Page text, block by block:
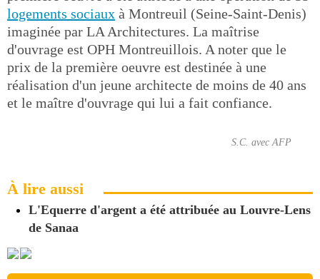
logements sociaux à Montreuil (Seine-Saint-Denis)
imaginée par LA Architectures. La maîtrise
d'ouvrage est OPH Montreuillois. A noter que le
prix de la première oeuvre est destinée à une
réalisation d'un jeune architecte de moins de 40 ans
et le maître d'ouvrage qui lui a fait confiance.
S.C. avec AFP
À lire aussi
L'Equerre d'argent a été attribuée au Louvre-Lens
de Sanaa